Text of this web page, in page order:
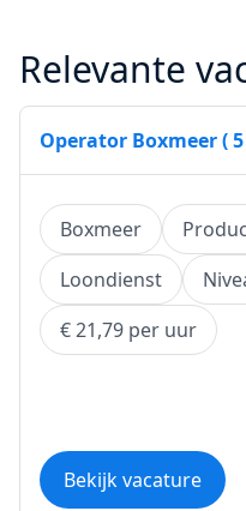
Relevante
Operator Boxmeer (
Boxmeer
Loondienst
€ 21,79 per uur
Bekijk vacature